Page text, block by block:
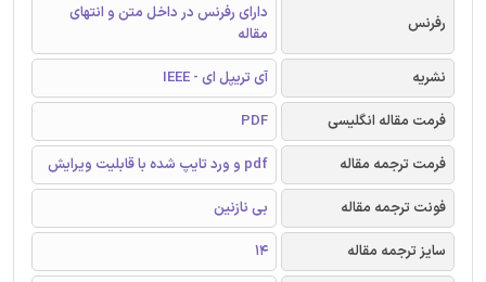
رفرنس
دارای رفرنس در داخل متن و انتهای
مقاله
نشریه
آی تریپل ای - IEEE
فرمت مقاله انگلیسی
PDF
فرمت ترجمه مقاله
pdf و ورد تایپ شده با قابلیت ویرایش
فونت ترجمه مقاله
بی نازنین
سایز ترجمه مقاله
14